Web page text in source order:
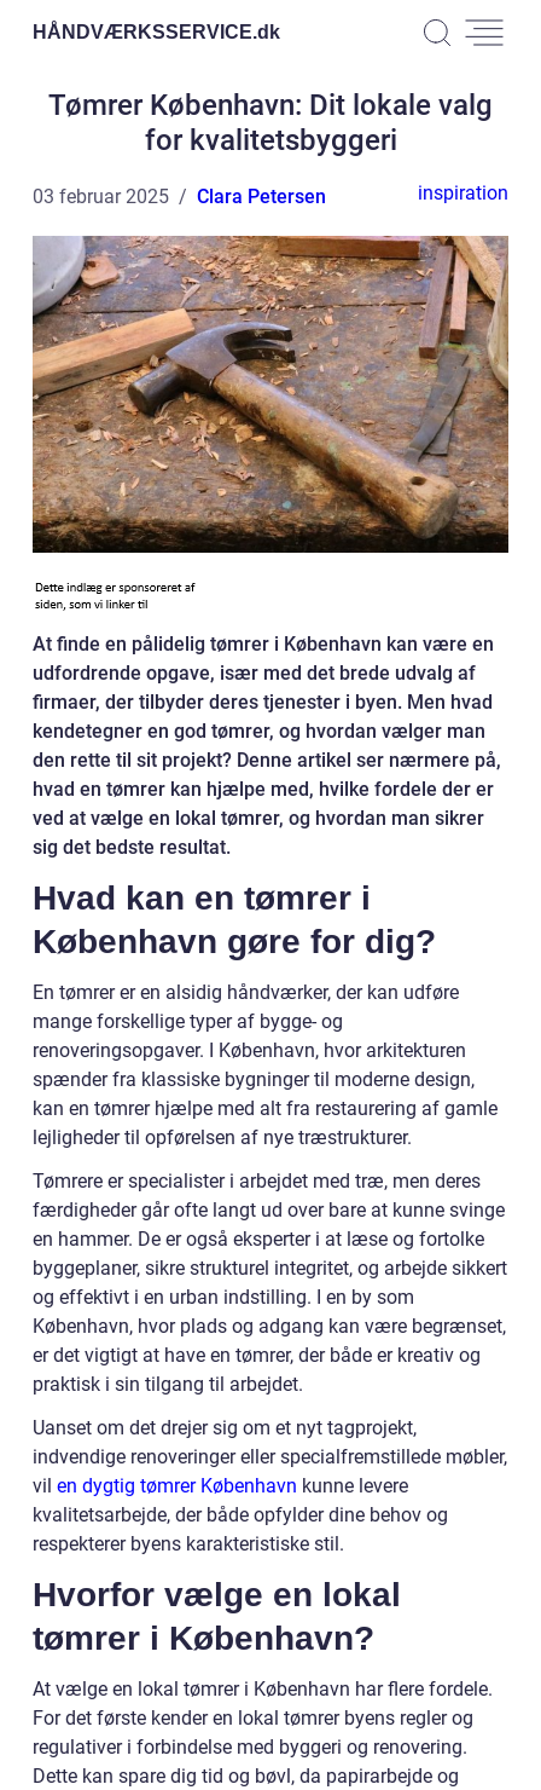
HÅNDVÆRKSSERVICE.dk
Tømrer København: Dit lokale valg
for kvalitetsbyggeri
03 februar 2025 Clara Petersen inspiration
At finde en pålidelig tømrer i København kan være en
udfordrende opgave, især med det brede udvalg af
firmaer, der tilbyder deres tjenester i byen. Men hvad
kendetegner en god tømrer, og hvordan vælger man
den rette til sit projekt? Denne artikel ser nærmere på,
hvad en tømrer kan hjælpe med, hvilke fordele der er
ved at vælge en lokal tømrer, og hvordan man sikrer
sig det bedste resultat.
Hvad kan en tømrer i
København gøre for dig?
En tømrer er en alsidig håndværker, der kan udføre
mange forskellige typer af bygge- og
renoveringsopgaver. I København, hvor arkitekturen
spænder fra klassiske bygninger til moderne design,
kan en tømrer hjælpe med alt fra restaurering af gamle
lejligheder til opførelsen af nye træstrukturer.
Tømrere er specialister i arbejdet med træ, men deres
færdigheder går ofte langt ud over bare at kunne svinge
en hammer. De er også eksperter i at læse og fortolke
byggeplaner, sikre strukturel integritet, og arbejde sikkert
og effektivt i en urban indstilling. I en by som
København, hvor plads og adgang kan være begrænset,
er det vigtigt at have en tømrer, der både er kreativ og
praktisk i sin tilgang til arbejdet.
Uanset om det drejer sig om et nyt tagprojekt,
indvendige renoveringer eller specialfremstillede møbler,
vil en dygtig tømrer København kunne levere
kvalitetsarbejde, der både opfylder dine behov og
respekterer byens karakteristiske stil.
Hvorfor vælge en lokal
tømrer i København?
At vælge en lokal tømrer i København har flere fordele.
For det første kender en lokal tømrer byens regler og
regulativer i forbindelse med byggeri og renovering.
Dette kan spare dig tid og bøvl, da papirarbejde og